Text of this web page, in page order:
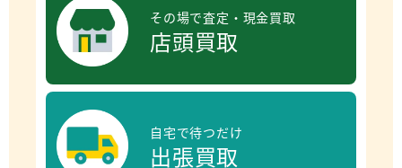
その場で査定・現金買取
店頭買取
自宅で待つだけ
出張買取